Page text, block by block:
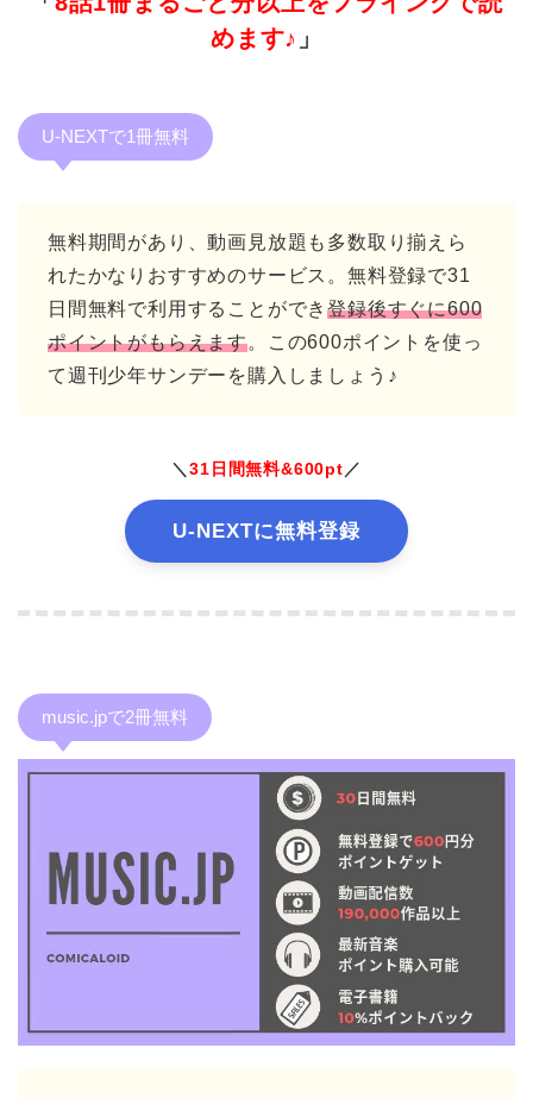
めます♪ 」
U-NEXTで1冊無料
無料期間があり、動画見放題も多数取り揃えら
れたかなりおすすめのサービス。無料登録で31
日間無料で利用することができ登録後すぐに600
ポイントがもらえます。この600ポイントを使っ
て週刊少年サンデーを購入しましょう♪
＼31日間無料&600pt ／
U-NEXTに無料登録
music.jpで2冊無料